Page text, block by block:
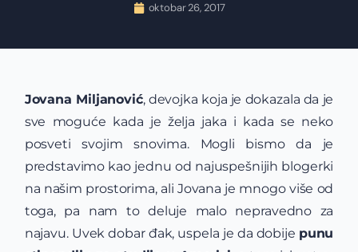
oktobar 26, 2017
Jovana Miljanović, devojka koja je dokazala da je
sve moguće kada je želja jaka i kada se neko
posveti svojim snovima. Mogli bismo da je
predstavimo kao jednu od najuspešnijih blogerki
na našim prostorima, ali Jovana je mnogo više od
toga, pa nam to deluje malo nepravedno za
najavu. Uvek dobar đak, uspela je da dobije punu